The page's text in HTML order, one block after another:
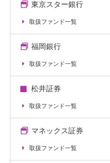
東京スター銀行
取扱ファンド一覧
福岡銀行
取扱ファンド一覧
松井証券
取扱ファンド一覧
マネックス証券
取扱ファンド一覧